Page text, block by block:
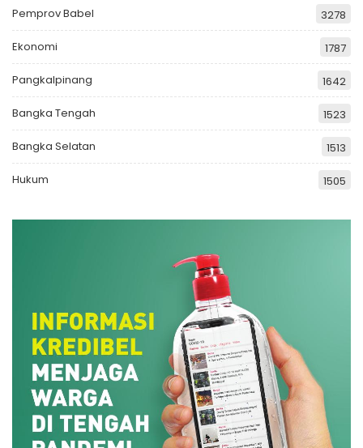
Pemprov Babel 3278
Ekonomi 1787
Pangkalpinang 1642
Bangka Tengah 1523
Bangka Selatan 1513
Hukum 1505